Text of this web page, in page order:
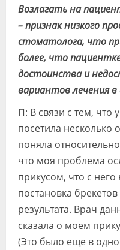
Возлагать на
– признак низкого
стоматолога, что
более, что
достоинства и
вариантов лечения в
П: В связи с тем, что
посетила несколько
поняла
что моя проблема
прикусом, что с
постановка
результата. Врач
сказала о моем
(Это было еще в